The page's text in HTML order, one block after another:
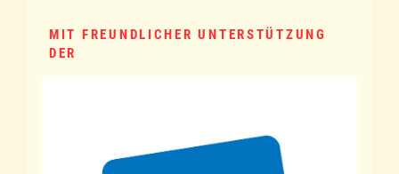
MIT FREUNDLICHER UNTERSTÜTZUNG
DER